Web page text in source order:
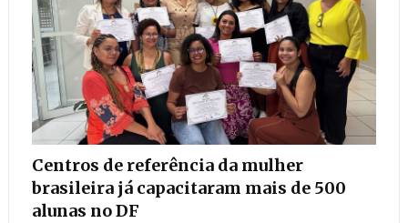
Centros de referência da mulher
brasileira já capacitaram mais de 500
alunas no DF